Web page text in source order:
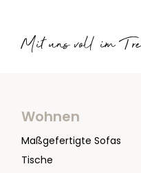
Mit uns voll im
Wohnen
Maßgefertigte Sofas
Tische